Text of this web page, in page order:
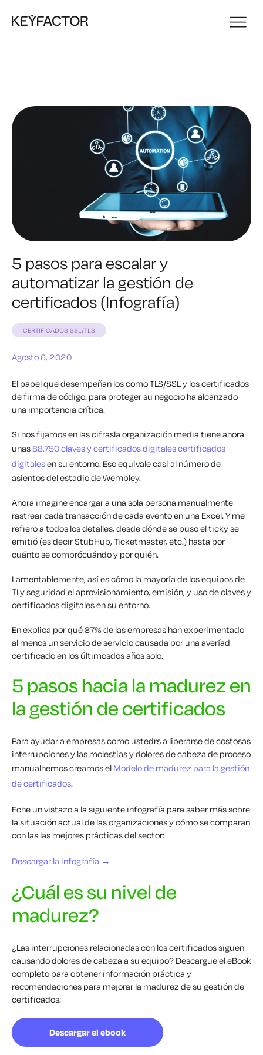
5 pasos para escalar y
automatizar la gestión de
certificados (Infografía)
CERTIFICADOS SSL/TLS
Agosto 6, 2020
El papelque desempeñan loscomo TLS/SSL y los certificados
de firma de código. para proteger su negocio ha alcanzado
una importancia crítica.
Si nos fijamos en las cifrasla organización media tiene ahora
unas88.750 claves ycertificados digitalescertificados
digitalesen su entorno. Eso equivale casi al número de
asientos del estadio de Wembley.
Ahora imagineencargar a una sola persona manualmente
rastrearcada transacciónde cada eventoen una Excel. Y me
refiero a todos los detalles, desde dónde se puso el tickyse
emitió (es decirStubHub, Ticketmaster, etc.) hasta por
cuánto se comprócuándoy por quién.
Lamentablemente, así escómo la mayoría de los equipos de
TI y seguridad elaprovisionamiento, emisión, y uso de claves y
certificados digitales en su entorno.
Enexplica por qué87% de las empresas han experimentado
al menos unserviciode serviciocausada por una averíad
certificadoen los últimosdosañossolo.
5 pasos hacia la madurez en
la gestión de certificados
Para ayudar a empresas como ustedrs a liberarse decostosas
interrupcionesy las molestias y dolores de cabeza de proceso
manualhemoscreamosel Modelo de madurez para la gestión
de certificados.
Eche un vistazo a la siguiente infografía para saber más sobre
la situación actual de las organizaciones y cómo se comparan
con las las mejores prácticas del sector:
Descargar la infografía →
¿Cuál es su nivel de
madurez?
¿Las interrupciones relacionadas con los certificados siguen
causando dolores de cabeza a su equipo? Descargue el eBook
completo para obtener información práctica y
recomendaciones para mejorar la madurez de su gestión de
certificados.
Descargar el ebook